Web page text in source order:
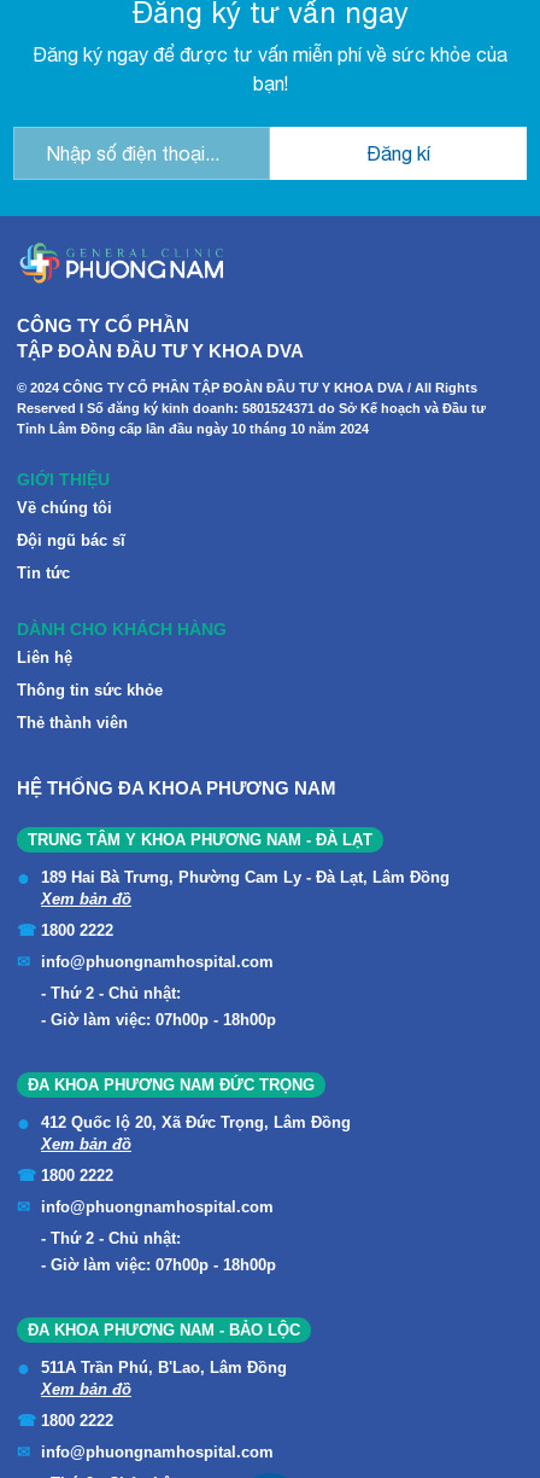
Đăng ký tư vấn ngay
Đăng ký ngay để được tư vấn miễn phí về sức khỏe của
bạn!
CÔNG TY CỔ PHẦN
TẬP ĐOÀN ĐẦU TƯ Y KHOA DVA
© 2024 CÔNG TY CỔ PHẦN TẬP ĐOÀN ĐẦU TƯ Y KHOA DVA / All Rights
Reserved I Số đăng ký kinh doanh: 5801524371 do Sở Kế hoạch và Đầu tư
Tỉnh Lâm Đồng cấp lần đầu ngày 10 tháng 10 năm 2024
GIỚI THIỆU
Về chúng tôi
Đội ngũ bác sĩ
Tin tức
DÀNH CHO KHÁCH HÀNG
Liên hệ
Thông tin sức khỏe
Thẻ thành viên
HỆ THỐNG ĐA KHOA PHƯƠNG NAM
TRUNG TÂM Y KHOA PHƯƠNG NAM - ĐÀ LẠT
189 Hai Bà Trưng, Phường Cam Ly - Đà Lạt, Lâm Đồng
Xem bản đồ
1800 2222
info@phuongnamhospital.com
Thứ 2 - Chủ nhật:
Giờ làm việc: 07h00p - 18h00p
ĐA KHOA PHƯƠNG NAM ĐỨC TRỌNG
412 Quốc lộ 20, Xã Đức Trọng, Lâm Đồng
Xem bản đồ
1800 2222
info@phuongnamhospital.com
Thứ 2 - Chủ nhật:
Giờ làm việc: 07h00p - 18h00p
ĐA KHOA PHƯƠNG NAM - BẢO LỘC
511A Trần Phú, B'Lao, Lâm Đồng
Xem bản đồ
1800 2222
info@phuongnamhospital.com